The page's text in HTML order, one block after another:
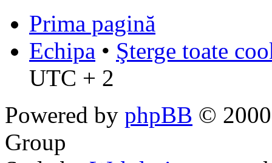
Prima pagină
Echipa • Şterge toate
UTC + 2
Powered by phpBB ©
Group